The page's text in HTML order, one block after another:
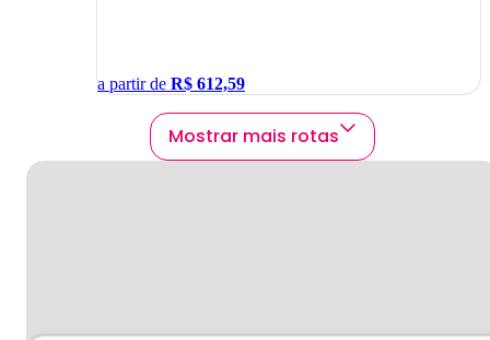
a partir de R$ 612,59
Mostrar mais rotas